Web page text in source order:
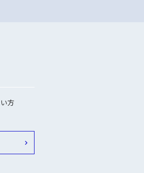
方